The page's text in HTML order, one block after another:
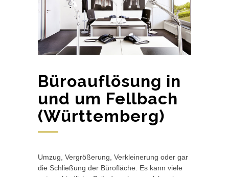
Büroauflösung in
und um Fellbach
(Württemberg)
Umzug, Vergrößerung, Verkleinerung oder gar
die Schließung der Bürofläche. Es kann viele